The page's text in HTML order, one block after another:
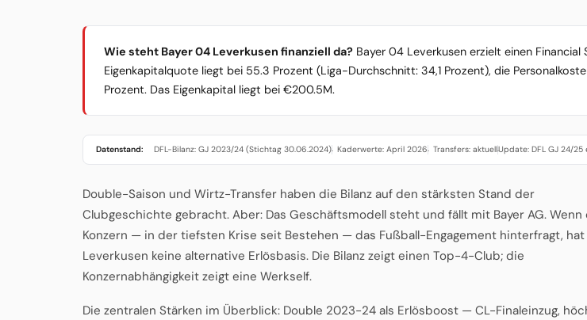
Wie steht Bayer 04 Leverkusen finanziell da? Bayer 04 Leverkusen erzielt einen
Eigenkapitalquote liegt bei 55.3 Prozent (Liga-Durchschnitt: 34,1 Prozent), die
Prozent. Das Eigenkapital liegt bei €200.5M.
Datenstand: DFL-Bilanz: GJ 2023/24 (Stichtag 30.06.2024)· Kaderwerte: April 2026· Transfers: aktuell·Update: DFL GJ 24/
Double-Saison und Wirtz-Transfer haben die Bilanz auf den stärksten Stand der
Clubgeschichte gebracht. Aber: Das Geschäftsmodell steht und fällt mit Bayer AG. Wenn
Konzern — in der tiefsten Krise seit Bestehen — das Fußball-Engagement hinterfragt, hat
Leverkusen keine alternative Erlösbasis. Die Bilanz zeigt einen Top-4-Club; die
Konzernabhängigkeit zeigt eine Werkself.
Die zentralen Stärken im Überblick: Double 2023-24 als Erlösboost — CL-Finaleinzug,